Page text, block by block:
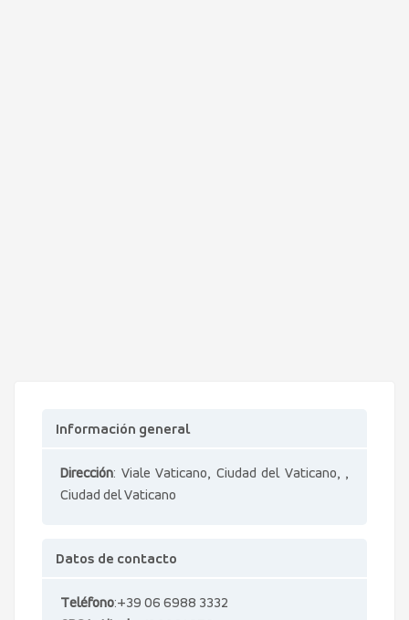
Información general
Dirección: Viale Vaticano, Ciudad del Vaticano, ,
Ciudad del Vaticano
Datos de contacto
Teléfono:+39 06 6988 3332